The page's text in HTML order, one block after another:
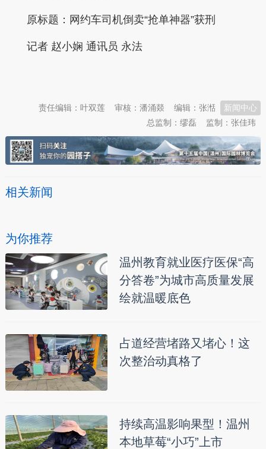
原标题： 网约车司机倒卖“抢单神器”获刑
记者 赵小娴 通讯员 永法
新闻中心
编辑：张湉
审核：潘涌燚
责任编辑：叶双莲
监制：张佳玮
总监制：缪磊
相关新闻
为你推荐
温州教育就业医疗医保“高
分答卷”为城市高质量发展
绘就温暖底色
占道经营堵路又堵心！这
次整治动真格了
持续高温影响果型！温州
本地草莓“小巧”上市